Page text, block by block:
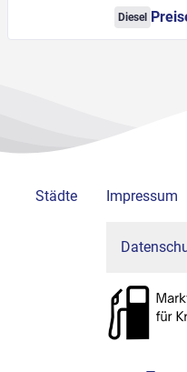
Diesel
Städte Impressum